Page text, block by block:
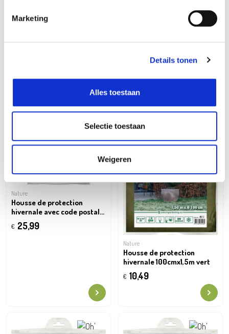
Marketing
Details tonen
Alles toestaan
Selectie toestaan
Weigeren
€6,29
Housse de protection
150x200cm
Nature
Housse de protection
hivernale avec code postal
150cmx2m blanc
€ 25,99
Nature
Housse de protection
hivernale 100cmx1,5m vert
€ 10,49